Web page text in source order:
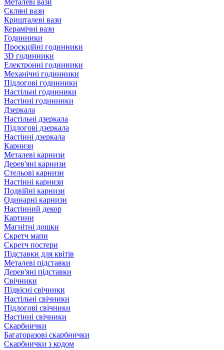
Металеві вази
Скляні вази
Кришталеві вази
Керамічні вази
Годинники
Проєкційні годинники
3D годинники
Електронні годинники
Механічні годинники
Підлогові годинники
Настільні годинники
Настінні годинники
Дзеркала
Настільні дзеркала
Підлогові дзеркала
Настінні дзеркала
Карнизи
Металеві карнизи
Дерев'яні карнизи
Стельові карнизи
Настінні карнизи
Подвійні карнизи
Одинарні карнизи
Настінний декор
Картини
Магнітні дошки
Скретч мапи
Скретч постери
Підставки для квітів
Металеві підставки
Дерев'яні підставки
Свічники
Підвісні свічники
Настільні свічники
Підлогові свічники
Настінні свічники
Скарбнички
Багаторазові скарбнички
Скарбнички з кодом